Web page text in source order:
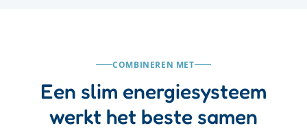
COMBINEREN MET
Een slim energiesysteem
werkt het beste samen